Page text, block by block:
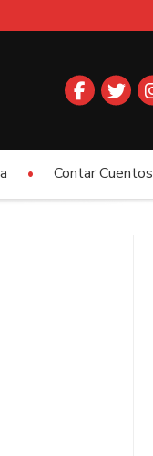
Contar Cuentos